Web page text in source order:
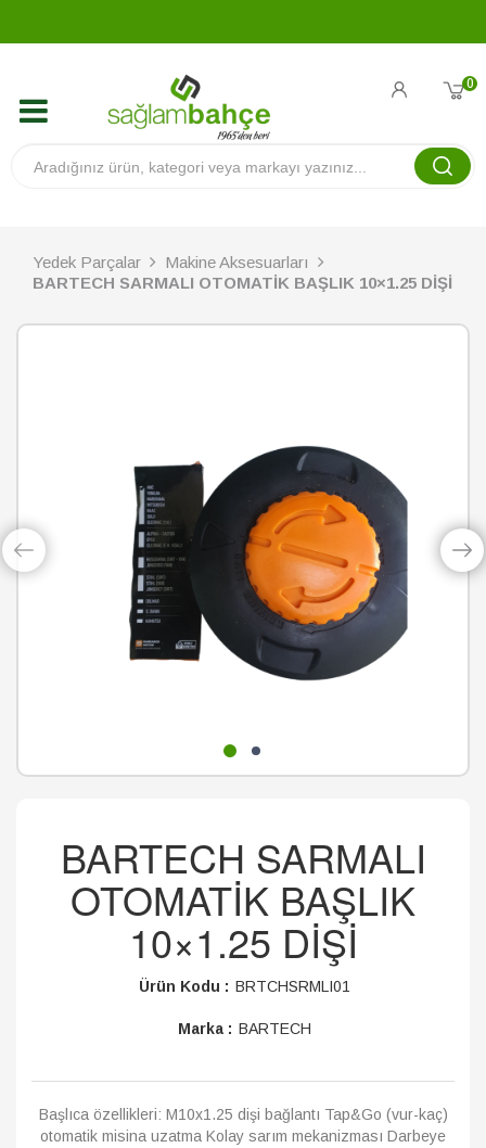
0
Yedek Parçalar
Makine Aksesuarları
BARTECH SARMALI OTOMATİK BAŞLIK 10×1.25 DİŞİ
BARTECH SARMALI
OTOMATİK BAŞLIK
10×1.25 DİŞİ
Ürün Kodu : BRTCHSRMLI01
Marka : BARTECH
Başlıca özellikleri: M10x1.25 dişi bağlantı Tap&Go (vur-kaç)
otomatik misina uzatma Kolay sarım mekanizması Darbeye